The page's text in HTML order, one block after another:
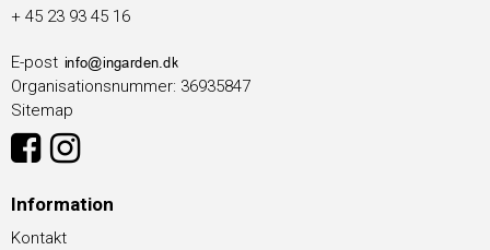
+ 45 23 93 45 16
E-post
Organisationsnummer: 36935847
Sitemap
Information
Kontakt